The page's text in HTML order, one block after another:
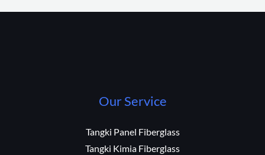
Our Service
Tangki Panel Fiberglass
Tangki Kimia Fiberglass